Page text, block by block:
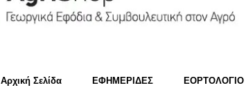
Αρχική Σελίδα ΕΦΗΜΕΡΙΔΕΣ ΕΟΡΤΟΛΟΓΙΟ